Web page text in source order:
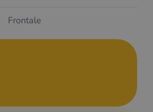
Frontale